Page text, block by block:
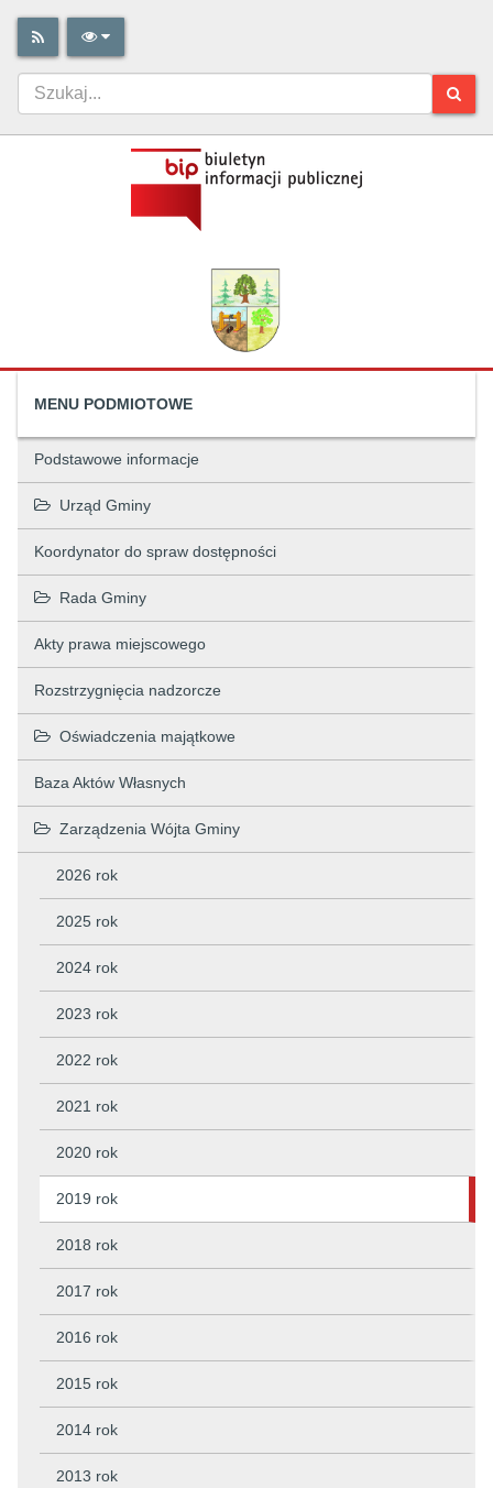
MENU PODMIOTOWE
Podstawowe informacje
Urząd Gminy
Koordynator do spraw dostępności
Rada Gminy
Akty prawa miejscowego
Rozstrzygnięcia nadzorcze
Oświadczenia majątkowe
Baza Aktów Własnych
Zarządzenia Wójta Gminy
2026 rok
2025 rok
2024 rok
2023 rok
2022 rok
2021 rok
2020 rok
2019 rok
2018 rok
2017 rok
2016 rok
2015 rok
2014 rok
2013 rok